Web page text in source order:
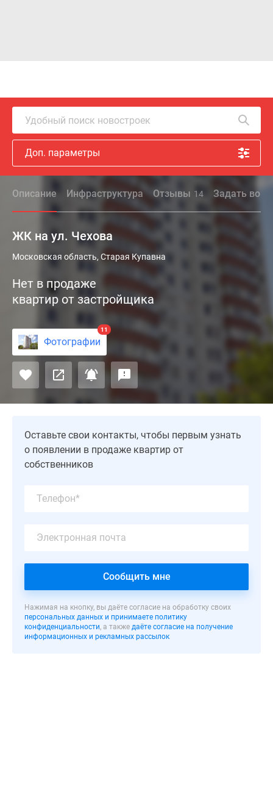
Удобный поиск новостроек
Доп. параметры
Описание Инфраструктура Отзывы 14 Задать
ЖК на ул. Чехова
Новый
пятисекционный
17-
этажный
дом
г.
Старая
Купавна
от
«СУ-155»
панельная
класса.
Площадь
Московская область, Старая Купавна
Нет в продаже
квартир от застройщика
Фотографии
11
Оставьте свои контакты, чтобы первым узнать
о появлении в продаже квартир от
собственников
Сообщить мне
Нажимая на кнопку, вы даёте согласие на обработку своих
персональных данных и принимаете политику
конфиденциальности, а также даёте согласие на получение
информационных и рекламных рассылок